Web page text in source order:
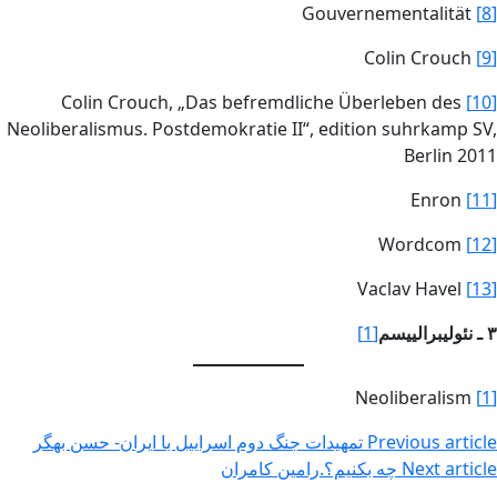
[8]
[9]
[10]
Colin Crouch, „Das befremdliche Überleben des
Neoliberalismus. Postdemokratie II“, edition suhrkamp SV,
Berlin 2011
[11]
[12]
[13]
۳ ـ نئولیبرالییسم
[1]
[1]
Previous article تمهیدات جنگ دوم اسراییل با ایران- حسن بهگر
Next article چه بکنیم؟.رامین کامران